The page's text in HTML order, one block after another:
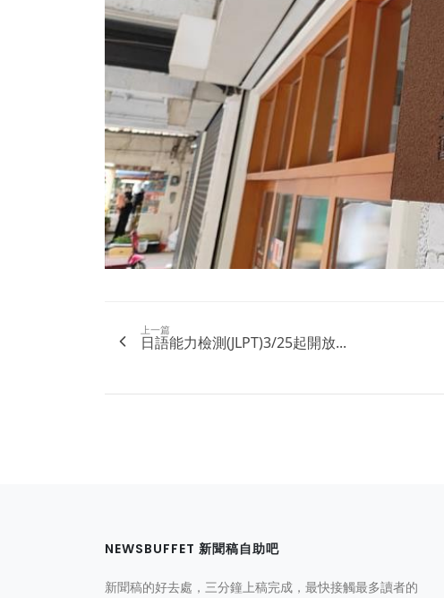
上一篇
日語能力檢測(JLPT)3/25起開放...
NEWSBUFFET 新聞稿自助吧
新聞稿的好去處，三分鐘上稿完成，最快接觸最多讀者的